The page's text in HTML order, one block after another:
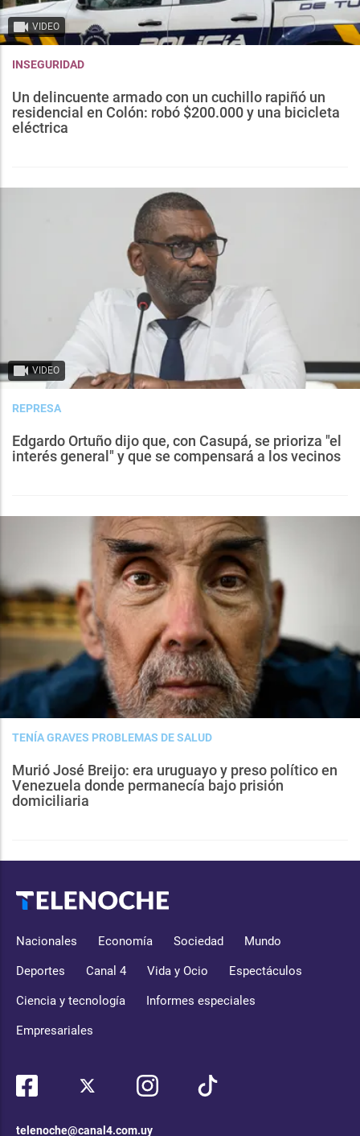
VIDEO
INSEGURIDAD
Un delincuente armado con un cuchillo rapiñó un
residencial en Colón: robó $200.000 y una bicicleta
eléctrica
VIDEO
REPRESA
Edgardo Ortuño dijo que, con Casupá, se prioriza "el
interés general" y que se compensará a los vecinos
TENÍA GRAVES PROBLEMAS DE SALUD
Murió José Breijo: era uruguayo y preso político en
Venezuela donde permanecía bajo prisión
domiciliaria
Nacionales Economía Sociedad Mundo
Deportes Canal 4 Vida y Ocio Espectáculos
Ciencia y tecnología Informes especiales
Empresariales
telenoche@canal4.com.uy